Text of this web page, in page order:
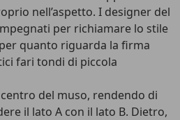
nell’aspetto. I designer del
per richiamare lo stile
quanto riguarda la firma
fari tondi di piccola
del muso, rendendo di
il lato A con il lato B. Dietro,